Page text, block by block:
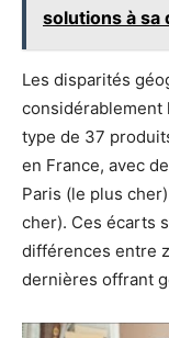
solutions à sa
Les disparités
considérablement
type de 37
en France, avec
Paris (le plus
cher). Ces écarts
différences entre
dernières offrant